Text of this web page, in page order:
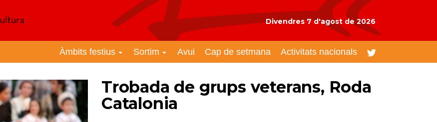
Divendres 7 d'agost de 2026
Àmbits festius Sortim Avui Cap de setmana Activitats nacionals
Trobada de grups veterans, Roda
Catalonia